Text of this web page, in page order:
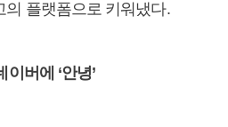
의 플랫폼으로 키워냈다.
버에 ‘안녕’